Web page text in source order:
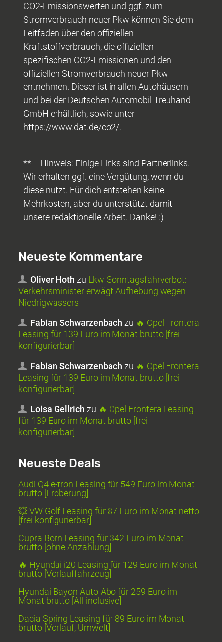
CO2-Emissionswerten und ggf. zum
Stromverbrauch neuer Pkw können Sie dem
Leitfaden über den offiziellen
Kraftstoffverbrauch, die offiziellen
spezifischen CO2-Emissionen und den
offiziellen Stromverbrauch neuer Pkw
entnehmen. Dieser ist in allen Autohäusern
und bei der Deutschen Automobil Treuhand
GmbH erhältlich, sowie unter
https://www.dat.de/co2/.
** = Hinweis: Einige Links sind Partnerlinks.
Wir erhalten ggf. eine Vergütung, wenn du
diese nutzt. Für dich entstehen keine
Mehrkosten, aber du unterstützt damit
unsere redaktionelle Arbeit. Danke! :)
Neueste Kommentare
Oliver Hoth zu Lkw-Sonntagsfahrverbot:
Verkehrsminister erwägt Aufhebung wegen
Niedrigwassers
Fabian Schwarzenbach zu 🔥 Opel Frontera
Leasing für 139 Euro im Monat brutto [frei
konfigurierbar]
Fabian Schwarzenbach zu 🔥 Opel Frontera
Leasing für 139 Euro im Monat brutto [frei
konfigurierbar]
Loisa Gellrich zu 🔥 Opel Frontera Leasing
für 139 Euro im Monat brutto [frei
konfigurierbar]
Neueste Deals
Audi Q4 e-tron Leasing für 549 Euro im Monat
brutto [Eroberung]
💥 VW Golf Leasing für 87 Euro im Monat netto
[frei konfigurierbar]
Cupra Born Leasing für 342 Euro im Monat
brutto [ohne Anzahlung]
🔥 Hyundai i20 Leasing für 129 Euro im Monat
brutto [Vorlauffahrzeug]
Hyundai Bayon Auto-Abo für 259 Euro im
Monat brutto [All-inclusive]
Dacia Spring Leasing für 89 Euro im Monat
brutto [Vorlauf, Umwelt]